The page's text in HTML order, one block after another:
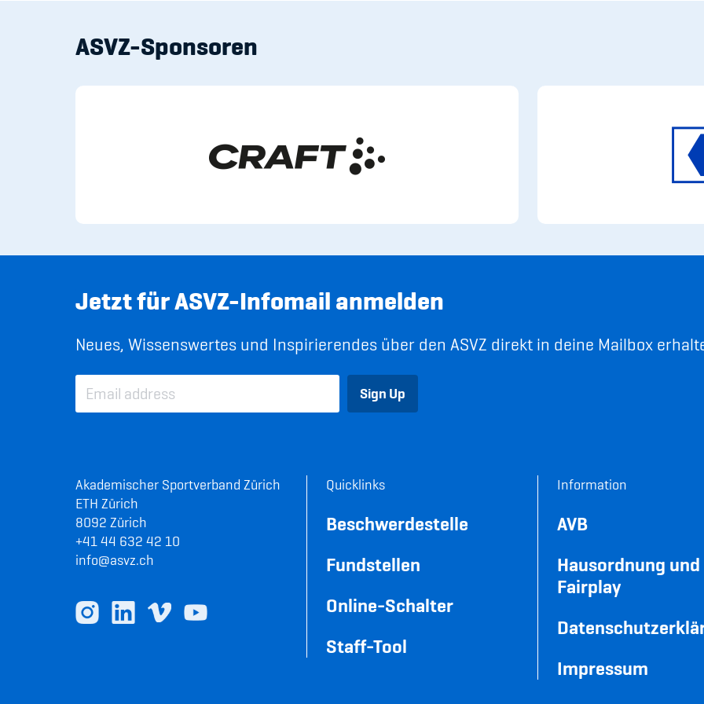
ASVZ-Sponsoren
Jetzt für ASVZ-Infomail anmelden
Neues, Wissenswertes und Inspirierendes über den ASVZ direkt in deine Mailbox
Sign Up
Akademischer Sportverband Zürich
ETH Zürich
8092 Zürich
+41 44 632 42 10
info@asvz.ch
Quicklinks
Beschwerdestelle
Fundstellen
Online-Schalter
Staff-Tool
Information
AVB
Hausordnung und
Fairplay
Impressum